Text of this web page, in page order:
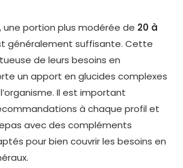
une portion plus modérée de 20 à
généralement suffisante. Cette
de leurs besoins en
un apport en glucides complexes
Il est important
à chaque profil et
avec des compléments
pour bien couvrir les besoins en